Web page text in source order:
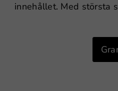
innehållet. Med största